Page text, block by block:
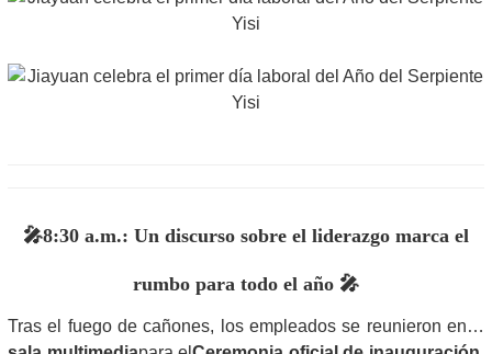
🎤8:30 a.m.: Un discurso sobre el liderazgo marca el
rumbo para todo el año 🎤
Tras el fuego de cañones, los empleados se reunieron en…